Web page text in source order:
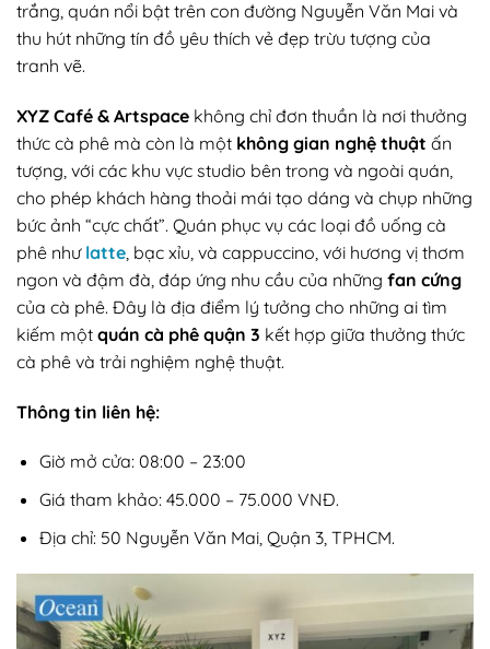
trắng, quán nổi bật trên con đường Nguyễn Văn Mai và
thu hút những tín đồ yêu thích vẻ đẹp trừu tượng của
tranh vẽ.
XYZ Café & Artspace không chỉ đơn thuần là nơi thưởng
thức cà phê mà còn là một không gian nghệ thuật ấn
tượng, với các khu vực studio bên trong và ngoài quán,
cho phép khách hàng thoải mái tạo dáng và chụp những
bức ảnh “cực chất”. Quán phục vụ các loại đồ uống cà
phê như latte , bạc xỉu, và cappuccino, với hương vị thơm
ngon và đậm đà, đáp ứng nhu cầu của những fan cứng
của cà phê. Đây là địa điểm lý tưởng cho những ai tìm
kiếm một quán cà phê quận 3 kết hợp giữa thưởng thức
cà phê và trải nghiệm nghệ thuật.
Thông tin liên hệ:
Giờ mở cửa: 08:00 – 23:00
Giá tham khảo: 45.000 – 75.000 VNĐ.
Địa chỉ: 50 Nguyễn Văn Mai, Quận 3, TPHCM.